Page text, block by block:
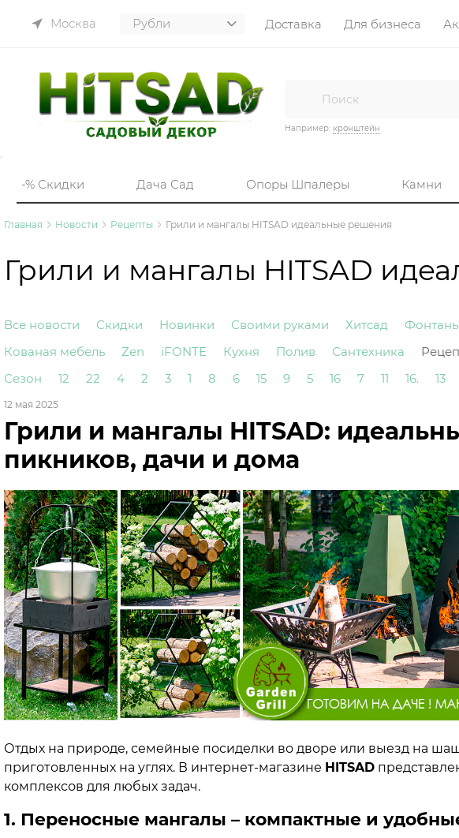
Москва Доставка Для бизнеса
Например: кронштейн
-% Скидки Дача Сад Опоры Шпалеры Камни
Главная Новости Рецепты Грили и мангалы HITSAD идеальные решения
Грили и мангалы HITSAD
Все новости Скидки Новинки Своими руками Хитсад
Кованая мебель
Zen iFONTE Кухня Полив Сантехника
Сезон
12 22 4 2 3 1 8 6 15 9 5 16 7 11 16. 13
12 мая 2025
Грили и мангалы HITSAD:
пикников, дачи и дома
Отдых на природе, семейные посиделки во дворе или выезд на
приготовленных на углях. В интернет-магазине HITSAD
комплексов для любых задач.
1. Переносные мангалы – компактные и